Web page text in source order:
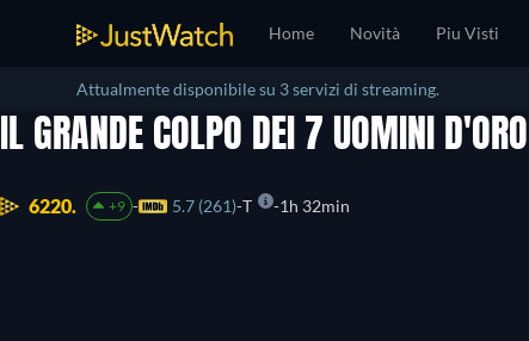
Home Novità Piu Visti
Attualmente disponibile su 3 servizi di streaming.
IL GRANDE COLPO DEI 7 UOMINI D'ORO
6220. +9 5.7 (261) T 1h 32min